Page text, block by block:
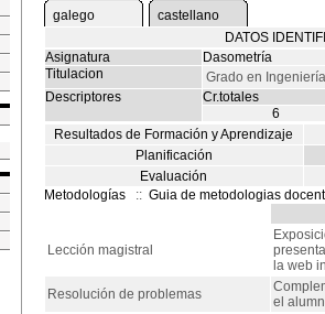
galego
castellano
DATOS
Asignatura
Dasometría
Titulacion
Grado en
Descriptores
Cr.totales
6
Resultados de Formación y Aprendizaje
Planificación
Evaluación
Metodologías
:: Guia de metodologias
Lección magistral
la web
Resolución de problemas
el